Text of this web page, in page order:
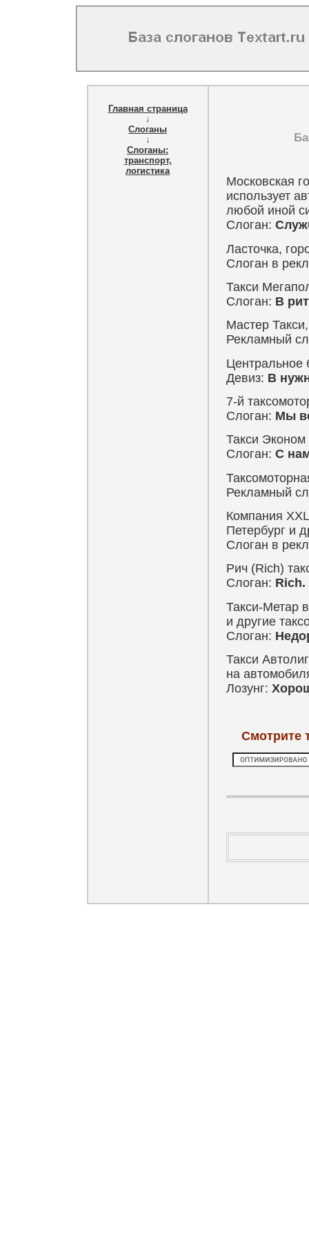
Главная страница
↓
Слоганы
↓
Слоганы:
транспорт,
логистика
Московская
использует
любой иной
Слоган:
Ласточка,
Слоган в
Такси
Слоган: В
Мастер
Рекламный
Центральное
Девиз: В
7-й
Слоган: Мы
Такси Эконом
Слоган: С
Рекламный
Компания
Петербург и
Слоган в
Рич (Rich)
Слоган: Rich.
Такси-Метар
и другие
Слоган:
Такси
на
Лозунг:
Смотрите